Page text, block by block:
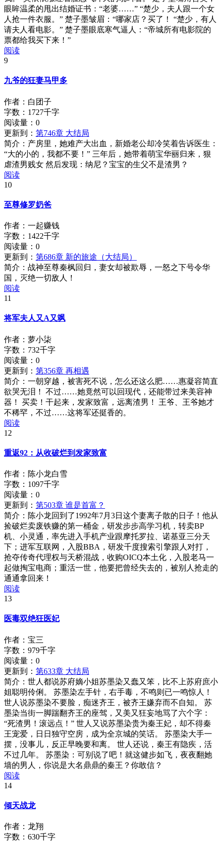
眼眸温柔的甩出结婚证书：“老婆……” “楚少，夫人跟一个女
人抢一件衣服。” 楚子墨皱眉：“哪家店？买了！ “楚少，有人
请夫人看电影。” 楚子墨眼底寒气逼人：“帝城所有电影院的
票都给我买下来！”
阅读
9
九爷的狂妻马甲多
作者：白团子
字数：1727千字
阅读量： 0
更新到： 第746章 大结局
简介： 产房里，她难产大出血，新婚老公却冷笑着告诉医生：
“大的小的，我都不要！” 三年后，她带着萌宝华丽归来，狠
虐渣男贱女 然后发现：纳尼？宝宝的生父不是渣男？
阅读
10
至尊修罗奶爸
作者：一起赚钱
字数：1422千字
阅读量： 0
更新到： 第686章 新的旅途（大结局）
简介： 战神至尊秦枫回归，妻女却被欺辱，一怒之下号令华
国，灭绝一切敌人！
阅读
11
将军夫人又A又飒
作者：萝小柒
字数：732千字
阅读量： 0
更新到： 第356章 再相遇
简介： 一朝穿越，被害死不说，怎么还这么肥……惠凝容简直
欲哭无泪！ 不过……她竟然可以回现代，还能带过来美容神
器！ 买卖！干起来，发家致富，远离渣男！ 王爷、王爷她才
不稀罕，不过……这将军还挺香的。
阅读
12
重返92：从收破烂到发家致富
作者：陈小龙白雪
字数：1097千字
阅读量： 0
更新到： 第503章 谁是首富？
简介： 陈小龙回到了1992年7月3日这个妻离子散的日子！他从
捡破烂卖废铁赚的第一桶金，研发步步高学习机，转卖BP
机、小灵通，率先进入手机产业跟摩托罗拉、诺基亚三分天
下；进军互联网，入股BBA，研发千度搜索引擎跟人对打，
抢夺传奇代理权与天桥混战，收购OICQ本土化，入股老马一
起做掏宝电商；重活一世，他要把曾经失去的，被别人抢走的
通通拿回来！
阅读
13
医毒双绝狂医妃
作者：宝三
字数：979千字
阅读量： 0
更新到： 第633章 大结局
简介： 世人都说苏府嫡小姐苏墨染又蠢又笨，比不上苏府庶小
姐聪明伶俐。 苏墨染左手针，右手毒，不鸣则已一鸣惊人！
世人说苏墨染不要脸，痴迷齐王，被齐王嫌弃而不自知。 苏
墨染当街一脚踹翻齐王的座驾，又美又狂妄地骂了六个字：
“死渣男！滚远点！” 世人又说苏墨染贵为秦王妃，却不得秦
王宠爱，日日独守空房，成为全京城的笑话。 苏墨染大手一
摆，没事儿，反正早晚要和离。 世人还说，秦王有隐疾，活
不过几年。 苏墨染：可别说了吧！就这健步如飞，夜夜翻她
墙的男人，你说是大名鼎鼎的秦王？你敢信？
阅读
14
倾天战龙
作者：龙翔
字数：630千字